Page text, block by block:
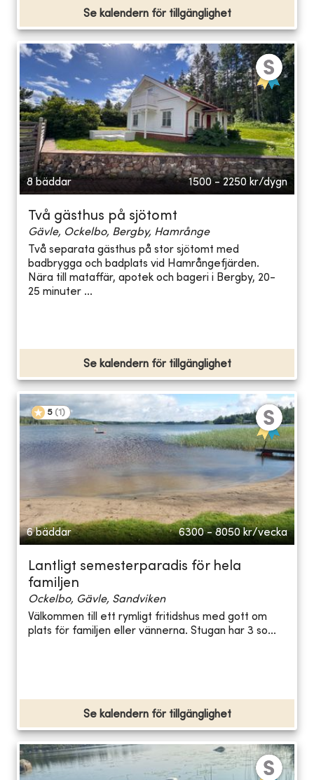
Se kalendern för tillgänglighet
8 bäddar 1500 - 2250 kr/dygn
Två gästhus på sjötomt
Gävle, Ockelbo, Bergby, Hamrånge
Två separata gästhus på stor sjötomt med
badbrygga och badplats vid Hamrångefjärden.
Nära till mataffär, apotek och bageri i Bergby, 20-
25 minuter ...
Se kalendern för tillgänglighet
5 (1 )
6 bäddar 6300 - 8050 kr/vecka
Lantligt semesterparadis för hela
familjen
Ockelbo, Gävle, Sandviken
Välkommen till ett rymligt fritidshus med gott om
plats för familjen eller vännerna. Stugan har 3 so...
Se kalendern för tillgänglighet